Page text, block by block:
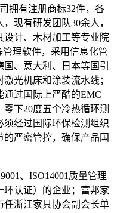
拥有注册商标32件，各
现有研发团队30余人，
设计、木材加工等专业院
理软件，采用信息化管
、意大利、日本等国引
光机床和涂装流水线；
过国际上严酷的EMC
下20度五个冷热循环测
经过国际环保检测组织
严密管控，确保产品国
、ISO14001质量管理
认证）的企业；富邦家
任浙江家具协会副会长单